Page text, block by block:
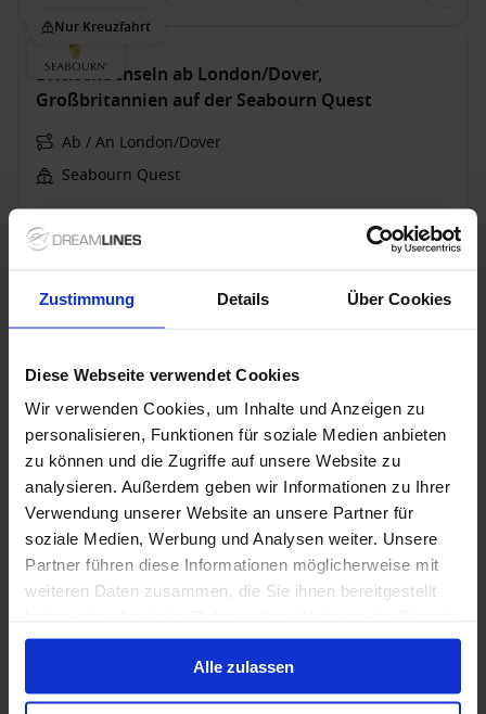
Zustimmung Details Über Cookies
Diese Webseite verwendet Cookies
Wir verwenden Cookies, um Inhalte und Anzeigen zu
personalisieren, Funktionen für soziale Medien anbieten
zu können und die Zugriffe auf unsere Website zu
analysieren. Außerdem geben wir Informationen zu Ihrer
Verwendung unserer Website an unsere Partner für
soziale Medien, Werbung und Analysen weiter. Unsere
Partner führen diese Informationen möglicherweise mit
weiteren Daten zusammen, die Sie ihnen bereitgestellt
gesammelt haben.
Alle zulassen
Nur Kreuzfahrt
Britische Inseln ab London/Dover,
Großbritannien auf der Seabourn Quest
Ab / An London/Dover
Seabourn Quest
3 Juli 2027 Keine alternativen
16.998 €p. P.
Nur Kreuzfahrt
Vereinigtes Königreich ab London/Dover,
Großbritannien auf der Seabourn Quest
Ab / An London/Dover
Seabourn Quest
Bis zu 399 € Bordguthaben
3 Juli 2027 14Nächte Keine alternativen